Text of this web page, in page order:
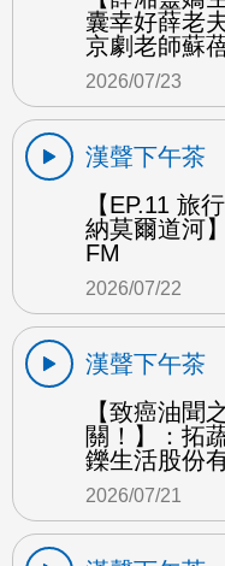
囊幸好薛老
京劇老師蘇
2026/07/23
漢聲下午茶
【EP.11 旅
納莫爾道河
FM
2026/07/22
漢聲下午茶
【致癌油聞
關！】：拓
鑠生活股份
2026/07/21